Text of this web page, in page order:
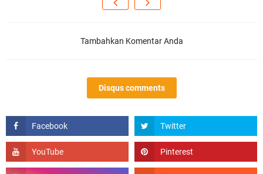
Tambahkan Komentar Anda
Disqus comments